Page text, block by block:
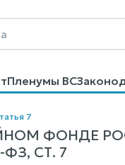
Пленумы ВС
Поиск
7
ФОНДЕ
СТ. 7